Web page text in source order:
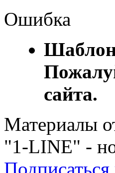
Ошибка
Шаблон
сайта.
Материалы
"1-LINE" -